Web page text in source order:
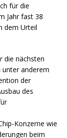
für die
Jahr fast 38
dem Urteil
die nächsten
unter anderem
der
des
Konzerne wie
beim